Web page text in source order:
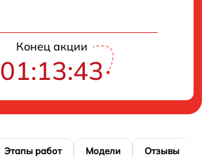
Конец акции
01:13:42
Этапы работ Модели Отзывы